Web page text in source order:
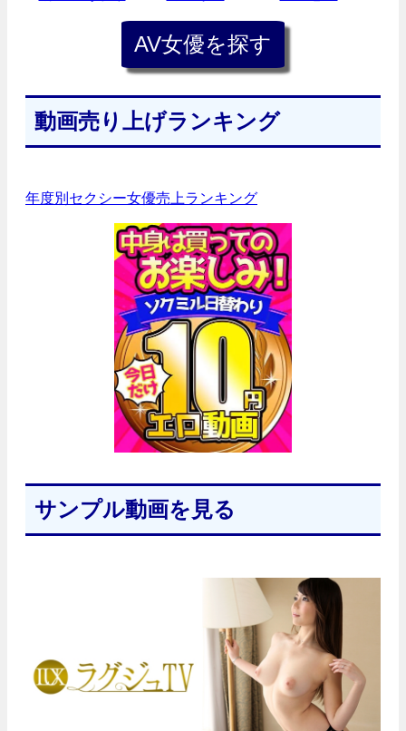
動画売り上げランキング
年度別セクシー女優売上ランキング
サンプル動画を見る